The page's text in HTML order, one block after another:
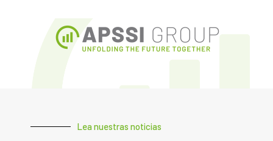
Lea nuestras noticias